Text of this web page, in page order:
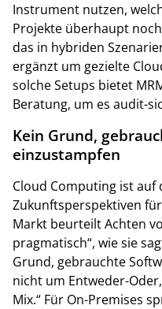
Instrument nutzen,
Projekte überhaupt
das in hybriden
ergänzt um gezielte
solche Setups bietet
Beratung, um es audit-
Kein Grund,
einzustampfen
Cloud Computing ist auf
Zukunftsperspektiven
Markt beurteilt Achten
pragmatisch“, wie sie
Grund, gebrauchte
nicht um Entweder-
Mix.“ Für On-Premises